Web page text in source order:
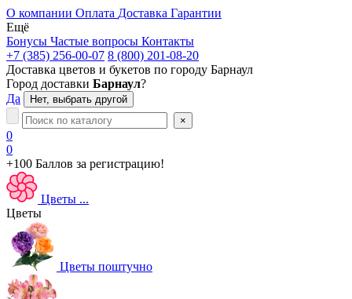
О компании Оплата Доставка Гарантии
Ещё
Бонусы Частые вопросы Контакты
+7 (385) 256-00-07 8 (800) 201-08-20
Доставка цветов и букетов по городу Барнаул
Город доставки Барнаул?
Да
Нет, выбрать другой
×
0
0
+100 Баллов за регистрацию!
Цветы ...
Цветы
Цветы поштучно